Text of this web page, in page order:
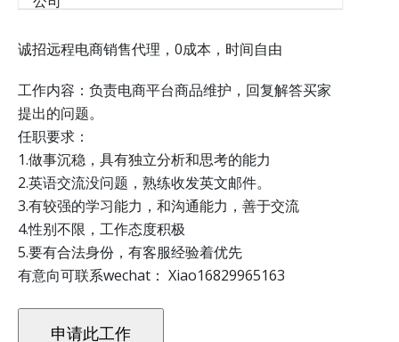
诚招远程电商销售代理，0成本，时间自由
工作内容：负责电商平台商品维护，回复解答买家
提出的问题。
任职要求：
1.做事沉稳，具有独立分析和思考的能力
2.英语交流没问题，熟练收发英文邮件。
3.有较强的学习能力，和沟通能力，善于交流
4.性别不限，工作态度积极
5.要有合法身份，有客服经验着优先
有意向可联系wechat： Xiao16829965163